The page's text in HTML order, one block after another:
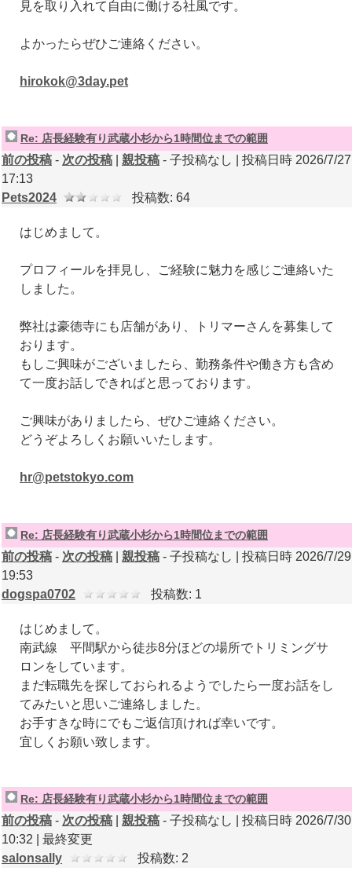
見を取り入れて自由に働ける社風です。
よかったらぜひご連絡ください。
hirokok@3day.pet
Re: 店長経験有り武蔵小杉から1時間位までの範囲
前の投稿 - 次の投稿 親投稿 - 子投稿なし | 投稿日時 2026/7/27
17:13
Pets2024
投稿数: 64
はじめまして。
プロフィールを拝見し、ご経験に魅力を感じご連絡いた
しました。
弊社は豪徳寺にも店舗があり、トリマーさんを募集して
おります。
もしご興味がございましたら、勤務条件や働き方も含め
て一度お話しできればと思っております。
ご興味がありましたら、ぜひご連絡ください。
どうぞよろしくお願いいたします。
hr@petstokyo.com
Re: 店長経験有り武蔵小杉から1時間位までの範囲
前の投稿 - 次の投稿 親投稿 - 子投稿なし | 投稿日時 2026/7/29
19:53
dogspa0702
投稿数: 1
はじめまして。
南武線 平間駅から徒歩8分ほどの場所でトリミングサ
ロンをしています。
まだ転職先を探しておられるようでしたら一度お話をし
てみたいと思いご連絡しました。
お手すきな時にでもご返信頂ければ幸いです。
宜しくお願い致します。
Re: 店長経験有り武蔵小杉から1時間位までの範囲
前の投稿 - 次の投稿 親投稿 - 子投稿なし | 投稿日時 2026/7/30
10:32 | 最終変更
salonsally
投稿数: 2